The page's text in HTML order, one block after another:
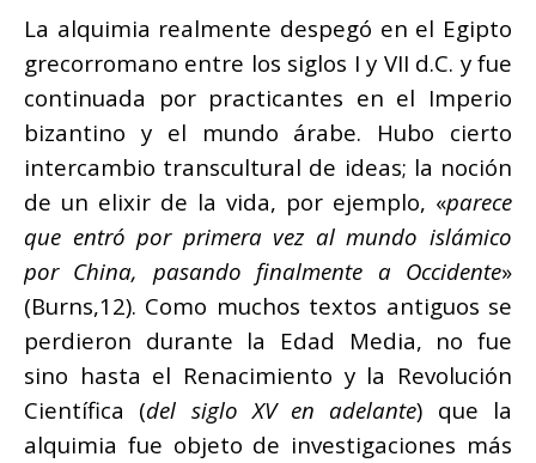
La alquimia realmente despegó en el Egipto
grecorromano entre los siglos I y VII d.C. y fue
continuada por practicantes en el Imperio
bizantino y el mundo árabe. Hubo cierto
intercambio transcultural de ideas; la noción
de un elixir de la vida, por ejemplo, «parece
que entró por primera vez al mundo islámico
por China, pasando finalmente a Occidente»
(Burns,12). Como muchos textos antiguos se
perdieron durante la Edad Media, no fue
sino hasta el Renacimiento y la Revolución
Científica (del siglo XV en adelante) que la
alquimia fue objeto de investigaciones más